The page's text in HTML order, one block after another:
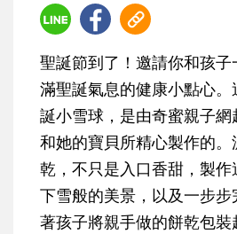
聖誕節到了！邀請你和孩
滿聖誕氣息的健康小點心
誕小雪球，是由奇蜜親子
和她的寶貝所精心製作的
乾，不只是入口香甜，製
下雪般的美景，以及一步
著孩子將親手做的餅乾包